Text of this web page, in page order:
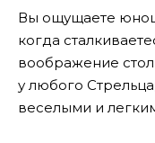
Вы ощущаете
когда
воображение
у любого
веселыми и